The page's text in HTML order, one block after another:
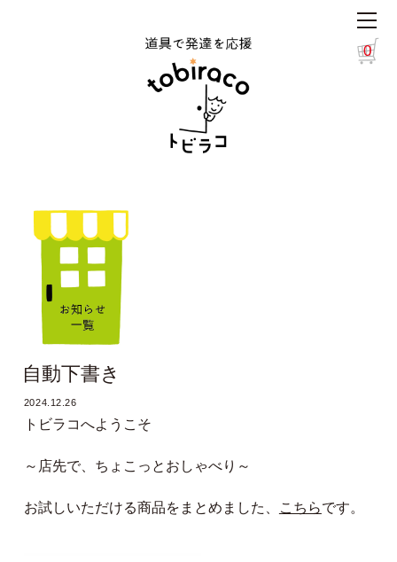
0
自動下書き
2024.12.26
トビラコへようこそ
～店先で、ちょこっとおしゃべり～
お試しいただける商品をまとめました、 こちらです。